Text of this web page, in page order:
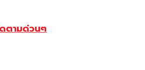
ตามด่วนๆ